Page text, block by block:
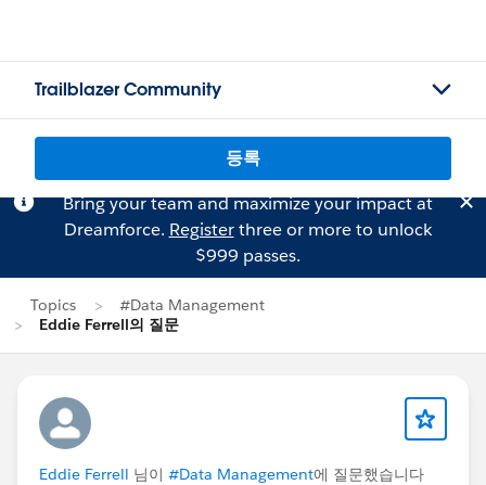
Trailblazer Community
등록
Bring your team and maximize your impact at
Dreamforce. Registerthree or more to unlock
$999 passes.
Topics
#Data Management
Eddie Ferrell의 질문
Eddie Ferrell 님이 #Data Management에 질문했습니다